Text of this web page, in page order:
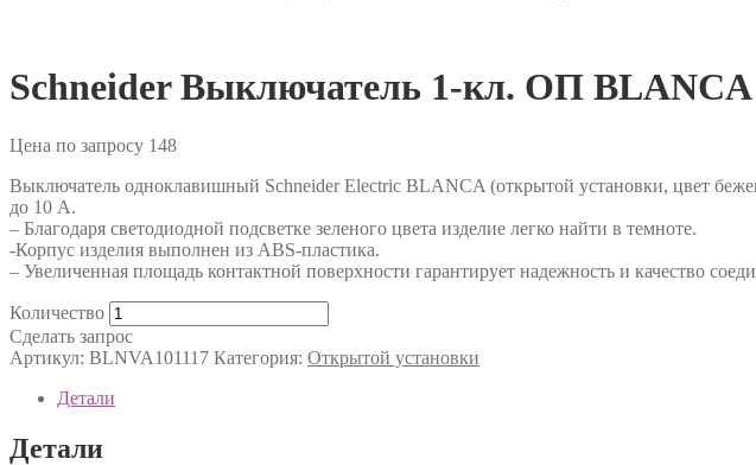
Schneider Выключатель 1-кл. ОП BLANCA
Цена по запросу 148
Выключатель одноклавишный Schneider Electric BLANCA (открытой установки, цвет
до 10 А.
– Благодаря светодиодной подсветке зеленого цвета изделие легко найти в темноте.
-Корпус изделия выполнен из ABS-пластика.
– Увеличенная площадь контактной поверхности гарантирует надежность и качество
Количество
Сделать запрос
Артикул: BLNVA101117 Категория: Открытой установки
Детали
Детали